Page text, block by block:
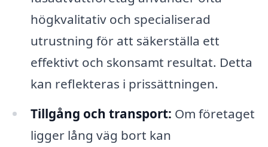
högkvalitativ och specialiserad
utrustning för att säkerställa ett
effektivt och skonsamt resultat. Detta
kan reflekteras i prissättningen.
Tillgång och transport: Om företaget
ligger lång väg bort kan